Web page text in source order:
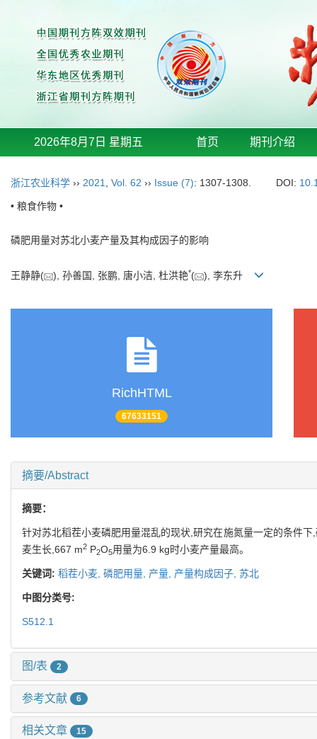
2026年8月7日 星期五 首页 期刊介绍
浙江农业科学 ›› 2021 Vol. 62 ›› Issue (7): 1307-1308. DOI:
• 粮食作物 •
磷肥用量对苏北小麦产量及其构成因子的影响
王静静( ), 孙善国, 张鹏, 唐小洁, 杜洪艳*( ), 李东升
RichHTML
67633151
摘要/Abstract
摘要：
针对苏北稻茬小麦磷肥用量混乱的现状,研究在施氮量一定的条件
麦生长,667 m2 P2O5用量为6.9 kg时小麦产量最高。
关键词: 稻茬小麦, 磷肥用量, 产量, 产量构成因子, 苏北
中图分类号:
S512.1
图/表 2
参考文献 6
相关文章 15